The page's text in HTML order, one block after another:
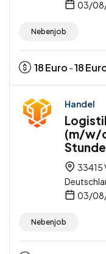
03/
Nebenjob
18Euro -18
Handel
(m/w/
33415
03/
Nebenjob